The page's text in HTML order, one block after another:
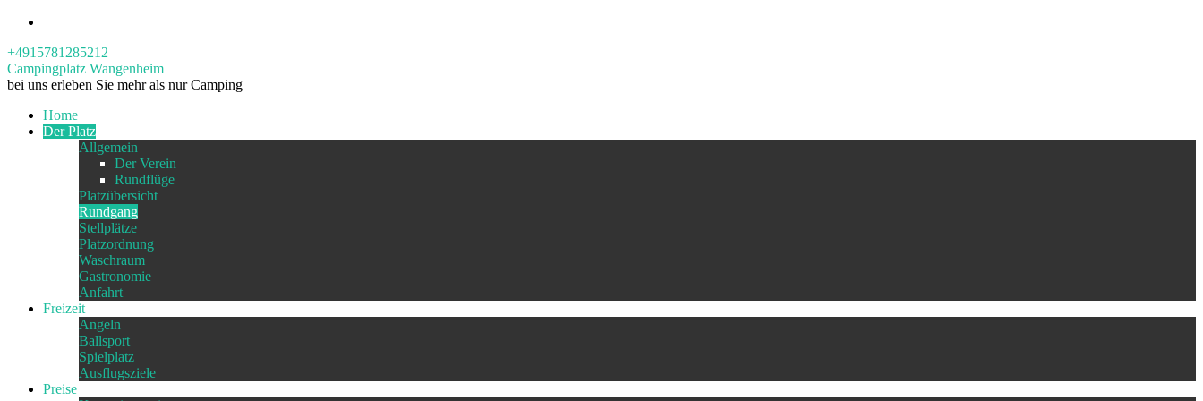
+4915781285212
Campingplatz Wangenheim
bei uns erleben Sie mehr als nur Camping
Home
Der Platz
Allgemein
Der Verein
Rundflüge
Platzübersicht
Rundgang
Stellplätze
Platzordnung
Waschraum
Gastronomie
Anfahrt
Freizeit
Angeln
Ballsport
Spielplatz
Ausflugsziele
Preise